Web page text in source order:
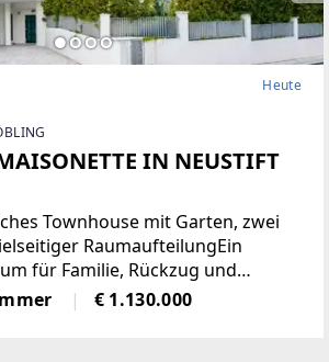
Heute
IN NEUSTIFT
Townhouse mit Garten, zwei
RaumaufteilungEin
für Familie, Rückzug und
schafft: Dieses grosszügige
185 m² Wohnfläche überzeugt
€ 1.130.000